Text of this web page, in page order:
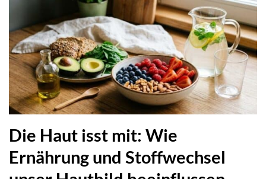
Die Haut isst mit: Wie
Ernährung und Stoffwechsel